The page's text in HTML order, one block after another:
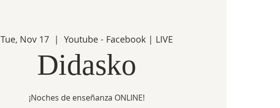
Tue, Nov 17
  |
Youtube - Facebook | LIVE
Didasko
¡Noches de enseñanza ONLINE!